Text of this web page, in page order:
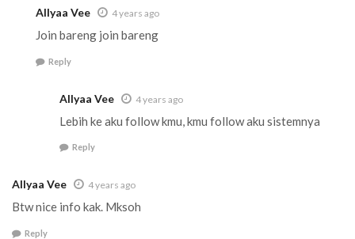
Allyaa Vee 4 years ago
Join bareng join bareng
Reply
Allyaa Vee 4 years ago
Lebih ke aku follow kmu, kmu follow aku sistemnya
Reply
Allyaa Vee 4 years ago
Btw nice info kak. Mksoh
Reply